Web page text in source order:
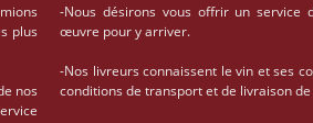
plus
nos
-Nous désirons vous offrir un service
œuvre pour y arriver.
-Nos livreurs connaissent le vin et ses
conditions de transport et de livraison